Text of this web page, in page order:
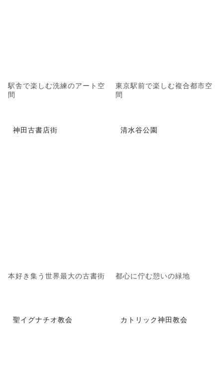
駅舎で楽しむ洗練のアート空
間
東京駅前で楽しむ複合都市空
間
神田古書店街
本好き集う世界最大の古書街
清水谷公園
都心に佇む憩いの緑地
聖イグナチオ教会 カトリック神田教会